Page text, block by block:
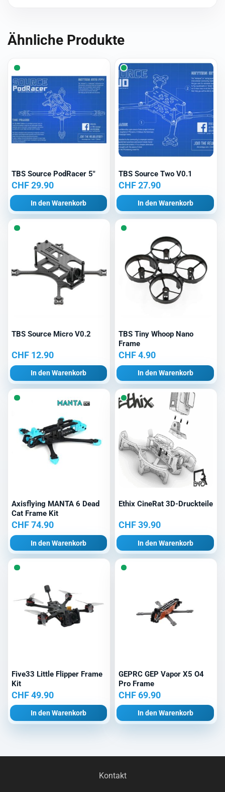
Ähnliche Produkte
TBS Source PodRacer 5″
CHF29.90
In den Warenkorb
TBS Source Two V0.1
CHF27.90
In den Warenkorb
TBS Source Micro V0.2
CHF 12.90
In den Warenkorb
TBS Tiny Whoop Nano
Frame
CHF4.90
In den Warenkorb
Axisflying MANTA 6 Dead
Cat Frame Kit
CHF74.90
In den Warenkorb
Ethix CineRat 3D-Druckteile
CHF39.90
In den Warenkorb
Five33 Little Flipper Frame
Kit
CHF49.90
In den Warenkorb
GEPRC GEP Vapor X5 O4
Pro Frame
CHF69.90
In den Warenkorb
Kontakt